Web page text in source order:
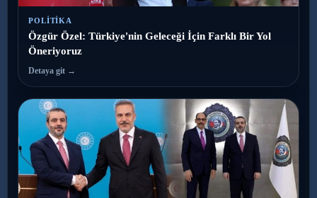
POLITIKA
Özgür Özel: Türkiye'nin Geleceği İçin Farklı Bir Yol
Öneriyoruz
Detaya git →